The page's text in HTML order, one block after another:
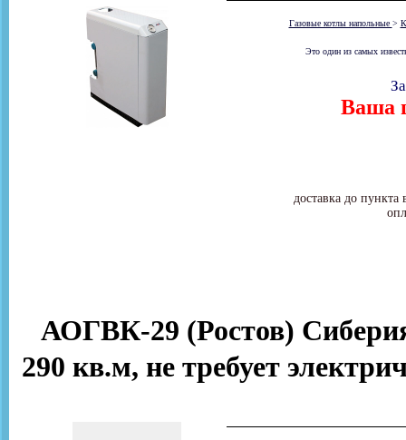
Газовые котлы напольные >
Это один из самых
Ваша
доставка до
АОГВК-29 (Ростов)
290 кв.м, не требует